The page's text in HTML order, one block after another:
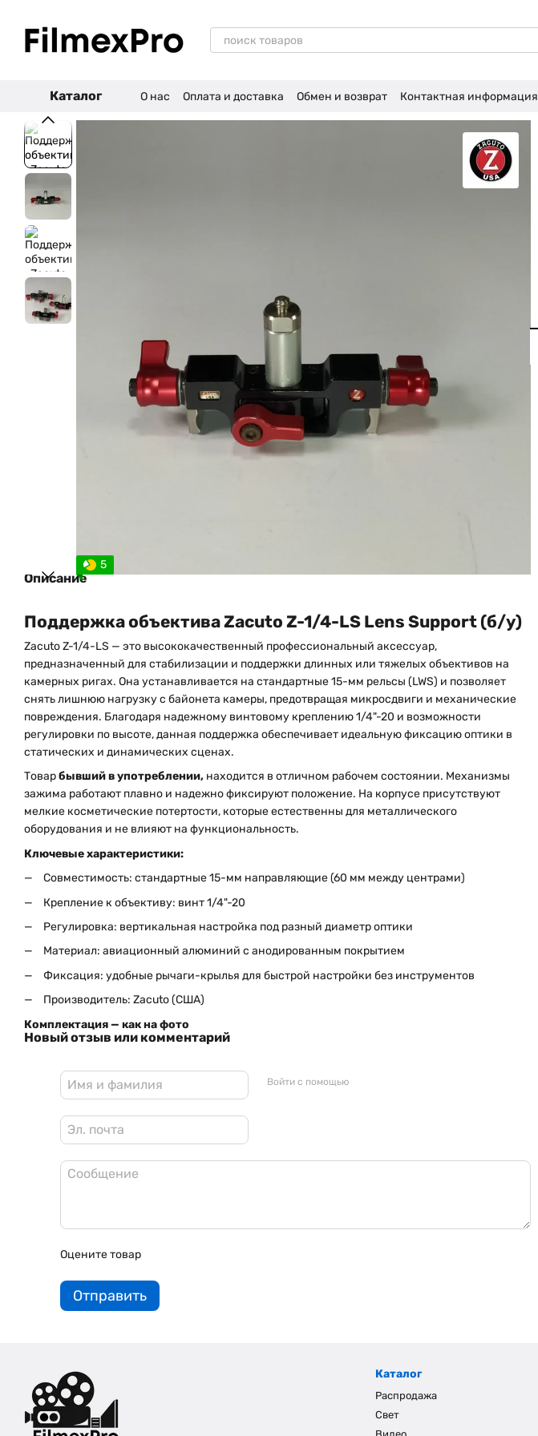
Каталог О нас Оплата и доставка Обмен и возврат Контактная информация
5
Описание
Поддержка объектива Zacuto Z-1/4-LS Lens Support (б/у)
Zacuto Z-1/4-LS — это высококачественный профессиональный аксессуар,
предназначенный для стабилизации и поддержки длинных или тяжелых объективов на
камерных ригах. Она устанавливается на стандартные 15-мм рельсы (LWS) и позволяет
снять лишнюю нагрузку с байонета камеры, предотвращая микросдвиги и механические
повреждения. Благодаря надежному винтовому креплению 1/4"-20 и возможности
регулировки по высоте, данная поддержка обеспечивает идеальную фиксацию оптики в
статических и динамических сценах.
Товарбывший в употреблении, находится в отличном рабочем состоянии. Механизмы
зажима работают плавно и надежно фиксируют положение. На корпусе присутствуют
мелкие косметические потертости, которые естественны для металлического
оборудования и не влияют на функциональность.
Ключевые характеристики:
Совместимость: стандартные 15-мм направляющие (60 мм между центрами)
Крепление к объективу: винт 1/4"-20
Регулировка: вертикальная настройка под разный диаметр оптики
Материал: авиационный алюминий с анодированным покрытием
Фиксация: удобные рычаги-крылья для быстрой настройки без инструментов
Производитель: Zacuto (США)
Комплектация — как на фото
Новый отзыв или комментарий
Войти с помощью
Оцените товар
Отправить
Каталог
Распродажа
Свет